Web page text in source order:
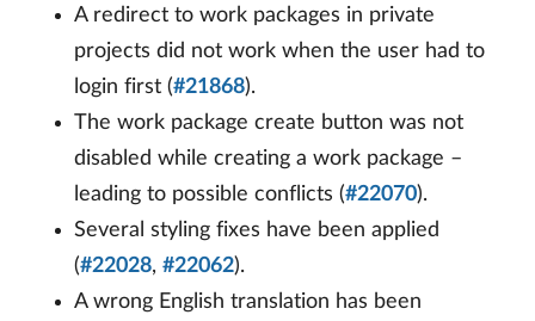
A redirect to work packages in private
projects did not work when the user had to
login first (#21868).
The work package create button was not
disabled while creating a work package –
leading to possible conflicts (#22070).
Several styling fixes have been applied
(#22028, #22062).
A wrong English translation has been